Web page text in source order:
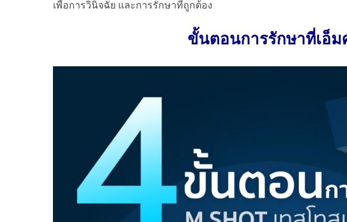
เพื่อการวินิจฉัย และการรักษาที่ถูกต้อง
ขั้นตอนการรักษาที่เอ็